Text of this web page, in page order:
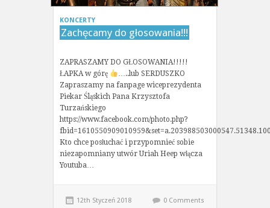
KONCERTY
Zachęcamy do głosowania!!!
ZAPRASZAMY DO GŁOSOWANIA!!!!!
ŁAPKA w górę
…..lub SERDUSZKO
Zapraszamy na fanpage wiceprezydenta
Piekar Śląskich Pana Krzysztofa
Turzańskiego
https://www.facebook.com/photo.php?
Kto chce posłuchać i przypomnieć sobie
niezapomniany utwór Uriah Heep włącza
Youtuba…
12th Styczeń 2018 0 Comments